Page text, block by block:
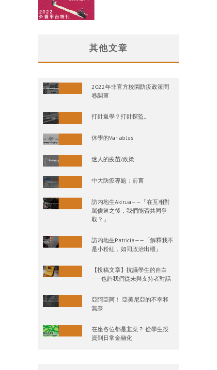
其他文章
2022年非官方校園防疫政策問
卷調查
打針返學？打針探監。
休學的Variables
迷人的疫苗/政策
中大防疫專題：前言
訪内地生Akirua——「在互相對
罵傻逼之後，我們能否共同爭
取？」
訪内地生Patricia——「解釋我不
是小粉紅，如同政治出櫃」
【投稿文章】抗議學生的自白
——也許我們從未與支持者對話
亞阿亞阿！ 亞美尼亞的不幸和
無奈
在座各位都是韭菜？ 從學生投
資到日常金融化